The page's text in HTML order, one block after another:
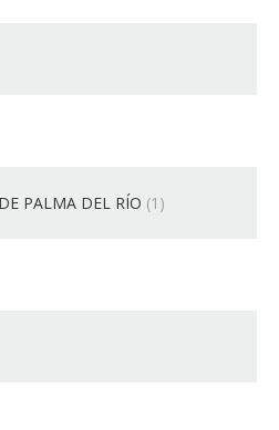
PALMA DEL RÍO (1)